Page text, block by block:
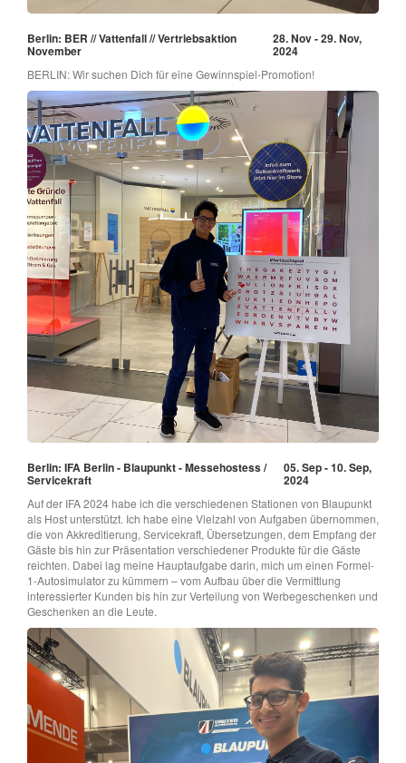
Berlin: BER // Vattenfall // Vertriebsaktion
November
28. Nov - 29. Nov,
2024
BERLIN: Wir suchen Dich für eine Gewinnspiel-Promotion!
Berlin: IFA Berlin - Blaupunkt - Messehostess /
Servicekraft
05. Sep - 10. Sep,
2024
Auf der IFA 2024 habe ich die verschiedenen Stationen von Blaupunkt
als Host unterstützt. Ich habe eine Vielzahl von Aufgaben übernommen,
die von Akkreditierung, Servicekraft, Übersetzungen, dem Empfang der
Gäste bis hin zur Präsentation verschiedener Produkte für die Gäste
reichten. Dabei lag meine Hauptaufgabe darin, mich um einen Formel-
1-Autosimulator zu kümmern – vom Aufbau über die Vermittlung
interessierter Kunden bis hin zur Verteilung von Werbegeschenken und
Geschenken an die Leute.